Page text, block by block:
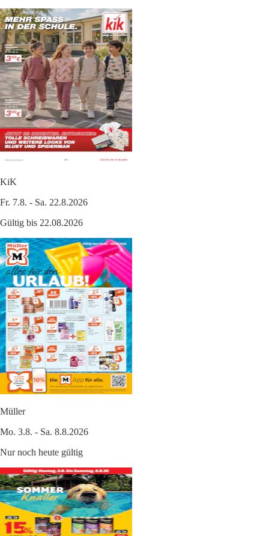
KiK
Fr. 7.8. - Sa. 22.8.2026
Gültig bis 22.08.2026
Müller
Mo. 3.8. - Sa. 8.8.2026
Nur noch heute gültig